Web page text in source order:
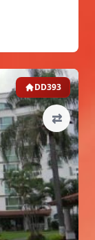
⇄
DD393